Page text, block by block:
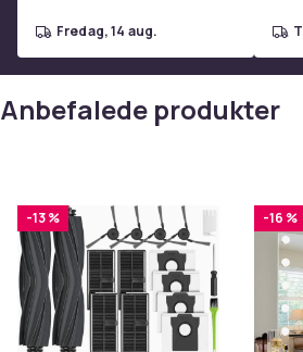
fredag, 14 aug.
Anbefalede produkter
-13 % -16 %